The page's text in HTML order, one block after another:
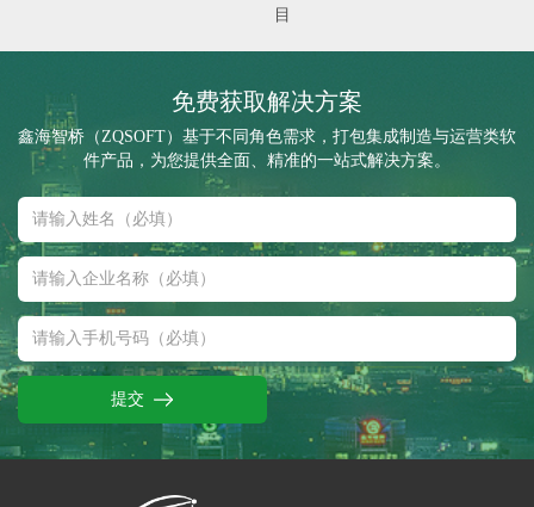
目
免费获取解决方案
鑫海智桥（ZQSOFT）基于不同角色需求，打包集成制造与运营类软
件产品，为您提供全面、精准的一站式解决方案。
提交